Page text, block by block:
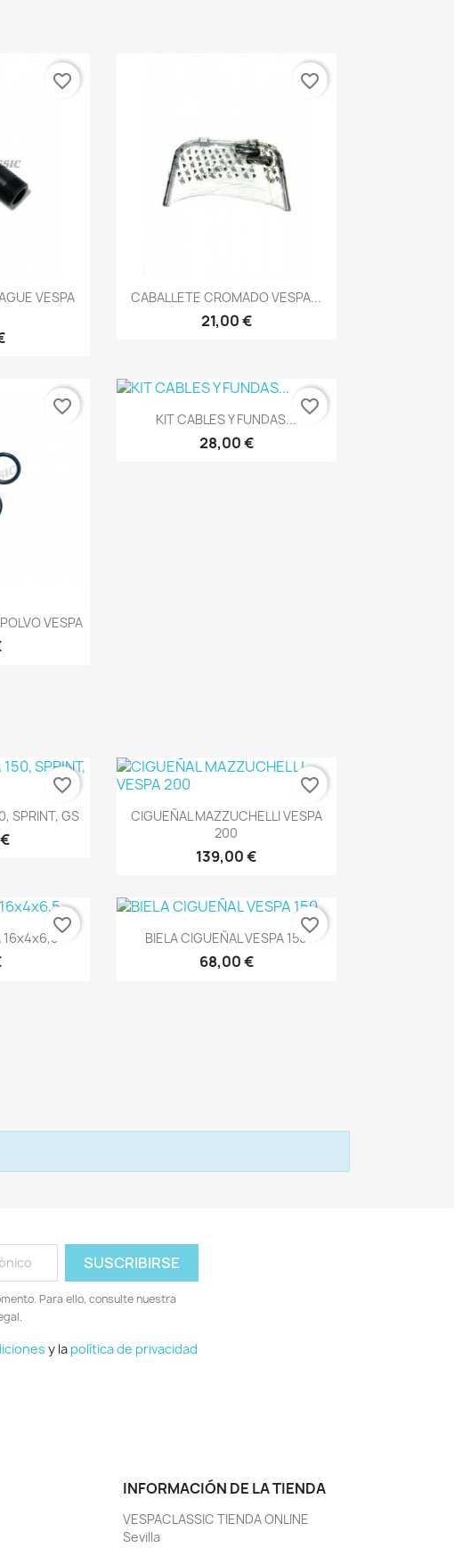
VESPA
favorite_border
Vista rápida
CABALLETE CROMADO VESPA...
21,00 €
favorite_border
VESPA
favorite_border Vista rápida
KIT CABLES Y FUNDAS...
28,00 €
favorite_border
SPRINT, GS
favorite_border
 Vista rápida
CIGUEÑAL MAZZUCHELLI VESPA
200
139,00 €
favorite_border
16x4x6,5
favorite_border Vista rápida
BIELA CIGUEÑAL VESPA 150
68,00 €
favorite_border
Para ello, consulte nuestra
y la política de privacidad
INFORMACIÓN DE LA TIENDA
VESPACLASSIC TIENDA ONLINE
Sevilla